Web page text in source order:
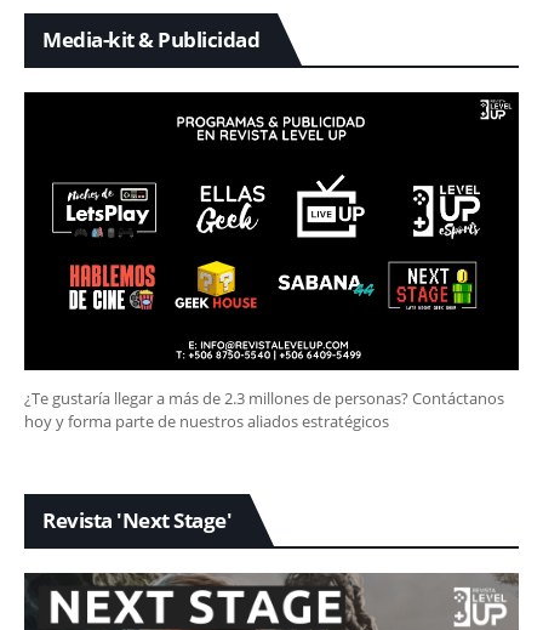
Media-kit & Publicidad
¿Te gustaría llegar a más de 2.3 millones de personas? Contáctanos
hoy y forma parte de nuestros aliados estratégicos
Revista 'Next Stage'